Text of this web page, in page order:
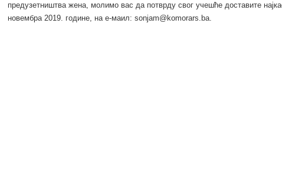
предузетништва жена, молимо вас да потврду свог учешће доставите
новембра 2019. године, на е-маил: sonjam@komorars.ba.